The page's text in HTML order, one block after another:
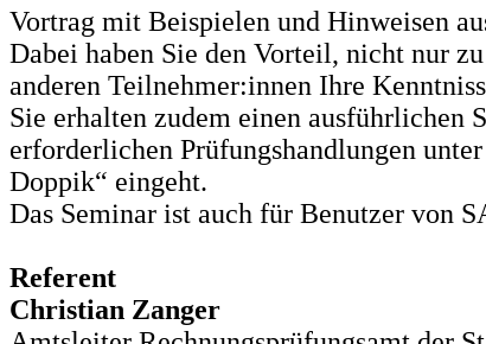
Vortrag mit Beispielen und Hinweisen
Dabei haben Sie den Vorteil, nicht nur
anderen Teilnehmer:innen Ihre
Sie erhalten zudem einen ausführlichen
erforderlichen Prüfungshandlungen
Doppik“ eingeht.
Das Seminar ist auch für Benutzer von
Referent
Christian Zanger